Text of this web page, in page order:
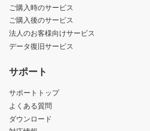
ご購入時のサービス
ご購入後のサービス
法人のお客様向けサービス
データ復旧サービス
サポート
サポートトップ
よくある質問
ダウンロード